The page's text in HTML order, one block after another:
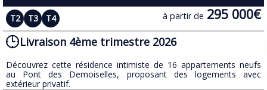
T2 T3 T4 à partir de 295 000€
Livraison 4ème trimestre 2026
​Découvrez cette résidence intimiste de 16 appartements neufs
au Pont des Demoiselles, proposant des logements avec
extérieur privatif.